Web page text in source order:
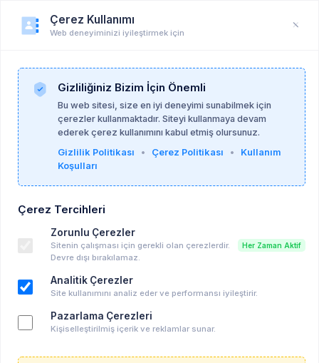
Anasayfa PsikoAlan
uygunpsikoterapi Etiketi ile ilgili Duyurular
Uygun ücretli bireysel terapi
Terapi
Süpervizyon Kapsamında Sembolik Ücretli
terapi Hizmeti
Uygun Ücretli Danışan Kontenjanı Hk.
Çerez Kullanımı
Web deneyiminizi iyileştirmek için
Gizliliğiniz Bizim İçin Önemli
Bu web sitesi, size en iyi deneyimi sunabilmek için
çerezler kullanmaktadır. Siteyi kullanmaya devam
ederek çerez kullanımını kabul etmiş olursunuz.
Gizlilik Politikası
• Çerez Politikası •
Kullanım
Koşulları
Çerez Tercihleri
Zorunlu Çerezler
Sitenin çalışması için gerekli olan çerezlerdir.
Devre dışı bırakılamaz.
Her Zaman Aktif
Analitik Çerezler
Site kullanımını analiz eder ve performansı iyileştirir.
Pazarlama Çerezleri
Kişiselleştirilmiş içerik ve reklamlar sunar.